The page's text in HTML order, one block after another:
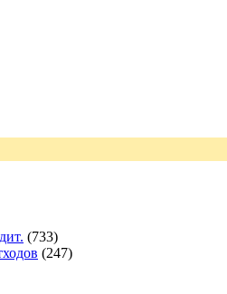
(733)
(247)